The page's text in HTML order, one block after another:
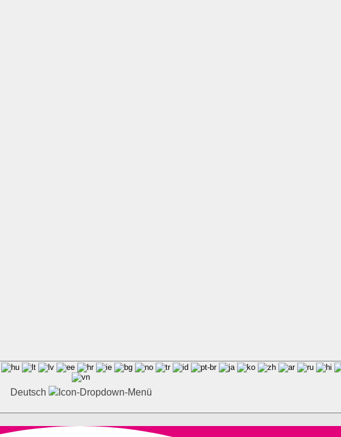
Deutsch